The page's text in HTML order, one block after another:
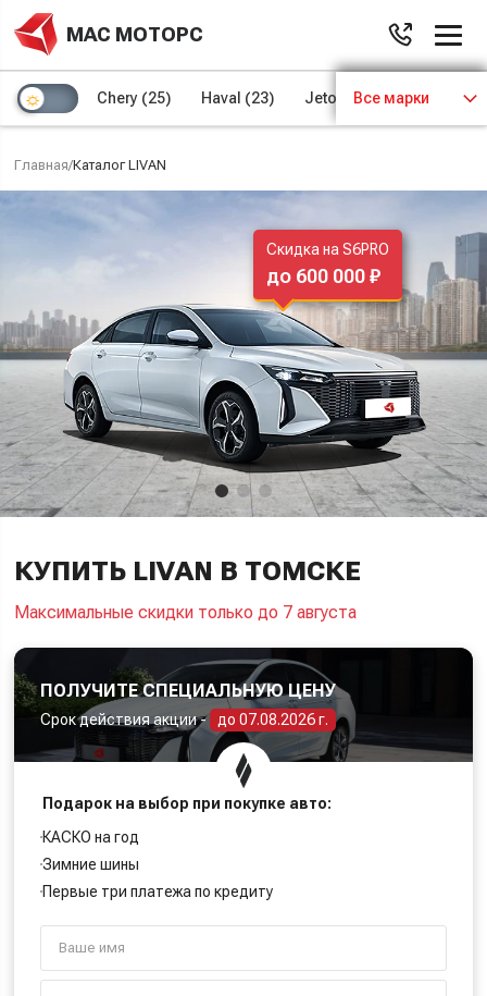
МАС МОТОРС
Chery (25) Haval (23) Jetour (8) Kaiyi (4)
Все марки
Главная/Каталог LIVAN
КУПИТЬ LIVAN В ТОМСКЕ
Максимальные скидки только до 7 августа
ПОЛУЧИТЕ СПЕЦИАЛЬНУЮ ЦЕНУ
Срок действия акции - до 07.08.2026 г.
Подарок на выбор при покупке авто:
КАСКО на год
Зимние шины
Первые три платежа по кредиту
Скидка на S6PRO
до 600 000 ₽